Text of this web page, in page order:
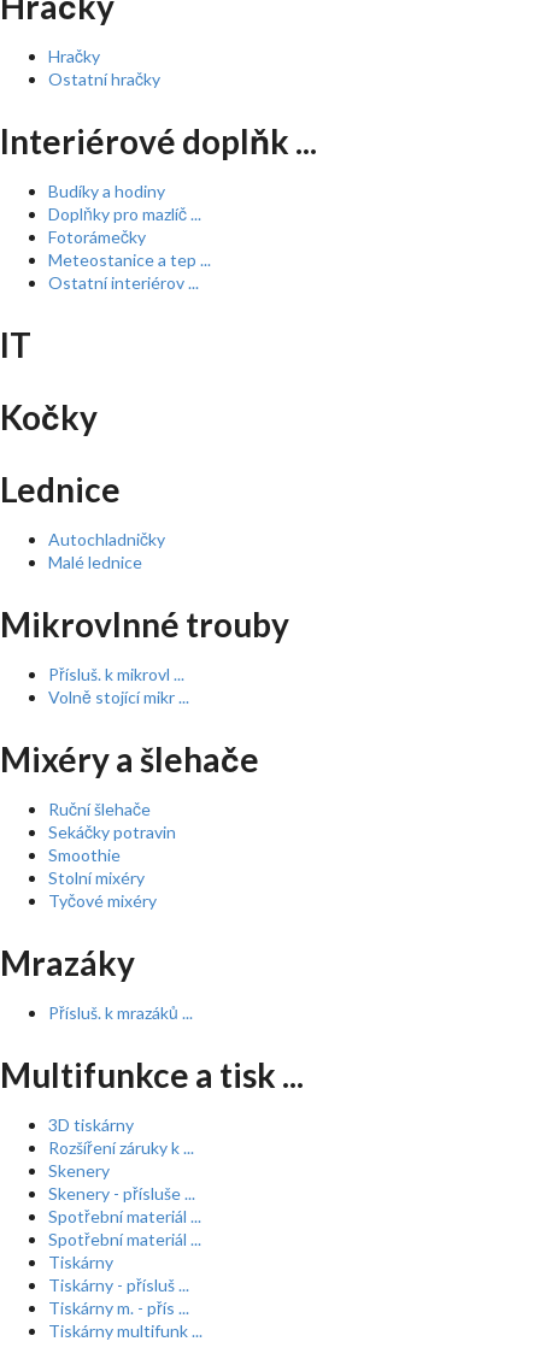
Hračky
Ostatní hračky
Interiérové doplňk ...
Budíky a hodiny
Doplňky pro mazlíč ...
Fotorámečky
Meteostanice a tep ...
Ostatní interiérov ...
IT
Kočky
Lednice
Autochladničky
Malé lednice
Mikrovlnné trouby
Přísluš. k mikrovl ...
Volně stojící mikr ...
Mixéry a šlehače
Ruční šlehače
Sekáčky potravin
Smoothie
Stolní mixéry
Tyčové mixéry
Mrazáky
Přísluš. k mrazáků ...
Multifunkce a tisk ...
3D tiskárny
Rozšíření záruky k ...
Skenery
Skenery - přísluše ...
Spotřební materiál ...
Spotřební materiál ...
Tiskárny
Tiskárny - přísluš ...
Tiskárny m. - přís ...
Tiskárny multifunk ...